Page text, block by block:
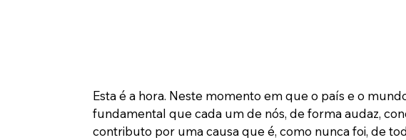
Esta é a hora. Neste momento em que o país e o
fundamental que cada um de nós, de forma audaz,
contributo por uma causa que é, como nunca foi, de